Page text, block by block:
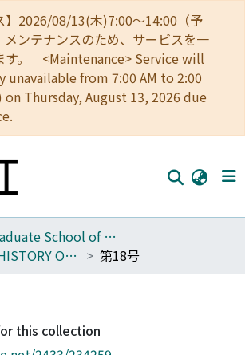
】2026/08/13(木)7:00～14:00（予
メンテナンスのため、サービスを一
す。 <Maintenance> Service will
unavailable from 7:00 AM to 2:00
Thursday, August 13, 2026 due
010_Graduate School of Letters
JOURNAL of HISTORY OF CHINESE THOUGHT
第18号
this collection